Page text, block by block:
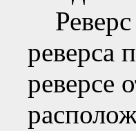
Реверс
реверса